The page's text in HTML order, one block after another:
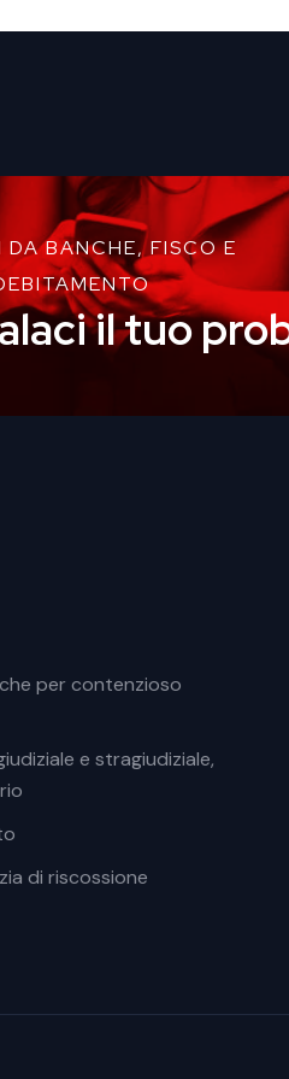
BANCHE, FISCO E
il tuo
per contenzioso
e stragiudiziale,
di riscossione